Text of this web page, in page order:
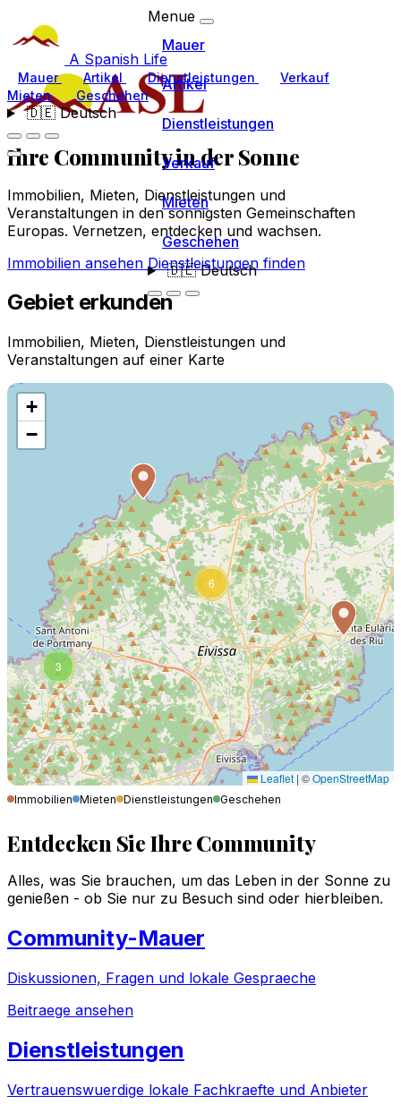
A Spanish Life
Mauer Artikel Dienstleistungen
Verkauf
Mieten
Geschehen
🇩🇪Deutsch
Menue
Mauer
Artikel
Dienstleistungen
Verkauf
Mieten
Geschehen
🇩🇪Deutsch
Ihre Communityin der Sonne
Immobilien, Mieten, Dienstleistungen und
Veranstaltungen in den sonnigsten Gemeinschaften
Europas. Vernetzen, entdecken und wachsen.
Immobilien ansehen Dienstleistungen finden
Gebiet erkunden
Immobilien, Mieten, Dienstleistungen und
Veranstaltungen auf einer Karte
3
6
+
−
Leaflet | ©OpenStreetMap
Immobilien Mieten Dienstleistungen Geschehen
Entdecken Sie Ihre Community
Alles, was Sie brauchen, um das Leben in der Sonne zu
genießen - ob Sie nur zu Besuch sind oder hierbleiben.
Community-Mauer
Diskussionen, Fragen und lokale Gespraeche
Beitraege ansehen
Dienstleistungen
Vertrauenswuerdige lokale Fachkraefte und Anbieter